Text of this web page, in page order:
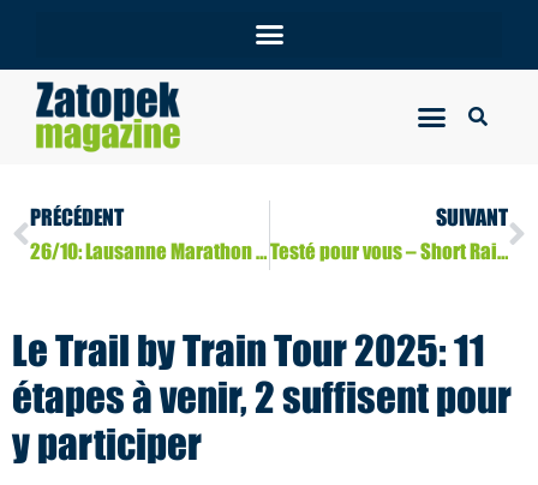
PRÉCÉDENT
26/10: Lausanne Marathon – Du jaune doré au bleu, entre vignoble et lac!
SUIVANT
Testé pour vous – Short Raidlight sublitech ecodry Femme
Le Trail by Train Tour 2025: 11
étapes à venir, 2 suffisent pour
y participer